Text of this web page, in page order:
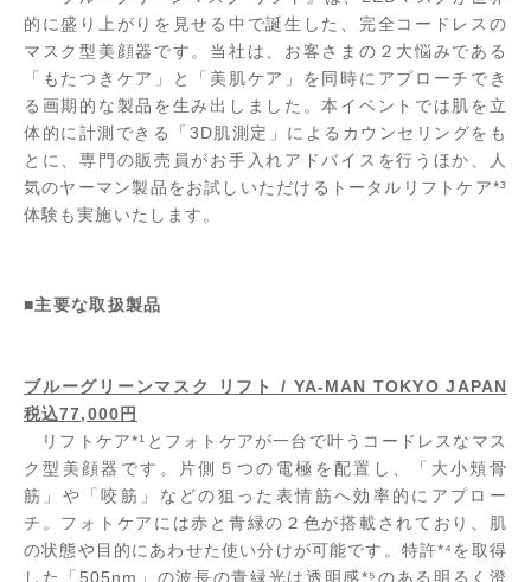
的に盛り上がりを見せる中で誕生した、完全コードレスの
マスク型美顔器です。当社は、お客さまの２大悩みである
「もたつきケア」と「美肌ケア」を同時にアプローチでき
る画期的な製品を生み出しました。本イベントでは肌を立
体的に計測できる「3D肌測定」によるカウンセリングをも
とに、専門の販売員がお手入れアドバイスを行うほか、人
気のヤーマン製品をお試しいただけるトータルリフトケア*³
体験も実施いたします。
■主要な取扱製品
ブルーグリーンマスク リフト / YA-MAN TOKYO JAPAN
税込77,000円
リフトケア*¹とフォトケアが一台で叶うコードレスなマス
ク型美顔器です。片側５つの電極を配置し、「大小頬骨
筋」や「咬筋」などの狙った表情筋へ効率的にアプロー
チ。フォトケアには赤と青緑の２色が搭載されており、肌
の状態や目的にあわせた使い分けが可能です。特許*⁴を取得
した「505nm」の波長の青緑光は透明感*⁵のある明るく澄